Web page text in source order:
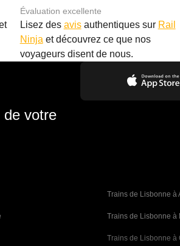
Évaluation excellente
Lisez des avisauthentiques sur Rail
Ninja et découvrez ce que nos
voyageurs disent de nous.
de votre
Trains de Lisbonne à
Trains de Lisbonne à
Trains de Lisbonne à